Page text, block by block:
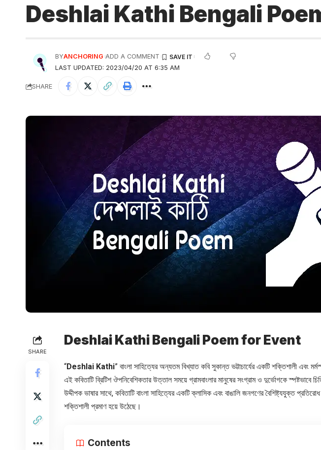
Deshlai Kathi Bengali
LAST UPDATED: 2023/04/20 AT 6:35 AM
BYANCHORING ADD A COMMENT
SHARE
SHARE
Deshlai Kathi Bengali Poem for Event
“Deshlai Kathi” বাংলা সাহিত্যের অন্যতম বিখ্যাত কবি সুকান্ত ভট্টাচার্যের একটি শক্তিশালী এবং
এই কবিতাটি ব্রিটিশ ঔপনিবেশিকতার উত্তাল সময়ে গ্রামবাংলার মানুষের সংগ্রাম ও দুর্ভোগকে স্পষ্টভাবে
উদ্দীপক ভাষার সাথে, কবিতাটি বাংলা সাহিত্যের একটি ক্লাসিক এবং বাঙালি জনগণের বৈশিষ্ট্যযুক্ত
শক্তিশালী প্রমাণ হয়ে উঠেছে।
Contents